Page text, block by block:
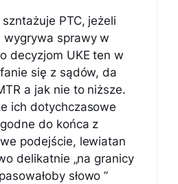
PTC, jeżeli
wygrywa sprawy w
decyzjom UKE ten w
się z sądów, da
a jak nie to niższe.
ich dotychczasowe
do końca z
podejście, lewiatan
delikatnie „na granicy
słowo ”